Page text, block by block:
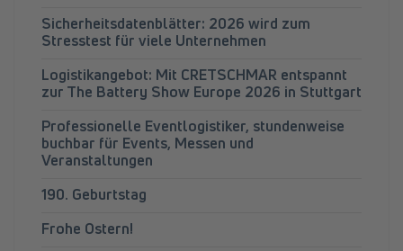
Sicherheitsdatenblätter: 2026 wird zum
Stresstest für viele Unternehmen
Logistikangebot: Mit CRETSCHMAR entspannt
zur The Battery Show Europe 2026 in Stuttgart
Professionelle Eventlogistiker, stundenweise
buchbar für Events, Messen und
Veranstaltungen
190. Geburtstag
Frohe Ostern!